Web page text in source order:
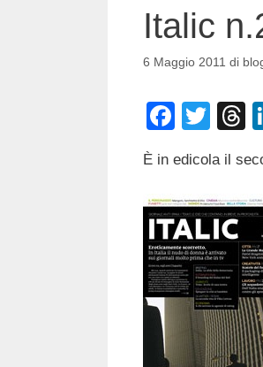
Italic
6 Maggio 2011 di
F
c
e
b
o
o
T
tt
er
T
e
a
s
È in edicola il